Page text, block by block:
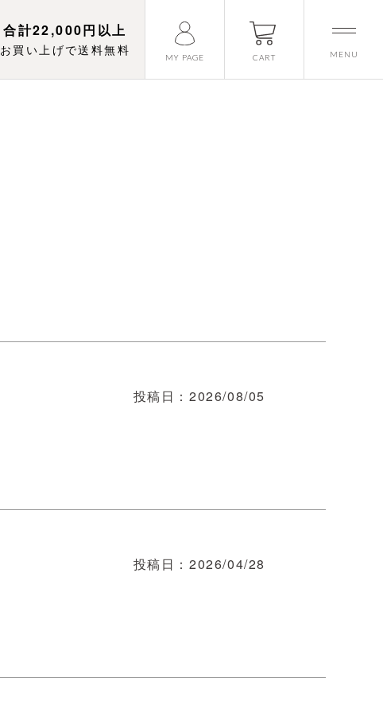
合計22,000円以上
お買い上げで送料無料
MY PAGE CART MENU
投稿日 2026/08/05
投稿日 2026/04/28